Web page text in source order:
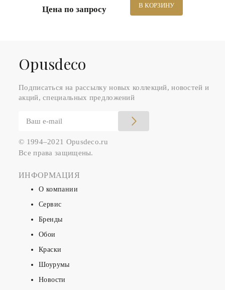
Цена по запросу В КОРЗИНУ
Оpusdeco
Подписаться на рассылку новых коллекций, новостей и
акций, специальных предложений
© 1994–2021 Opusdeco.ru
Все права защищены.
ИНФОРМАЦИЯ
О компании
Сервис
Бренды
Обои
Краски
Шоурумы
Новости